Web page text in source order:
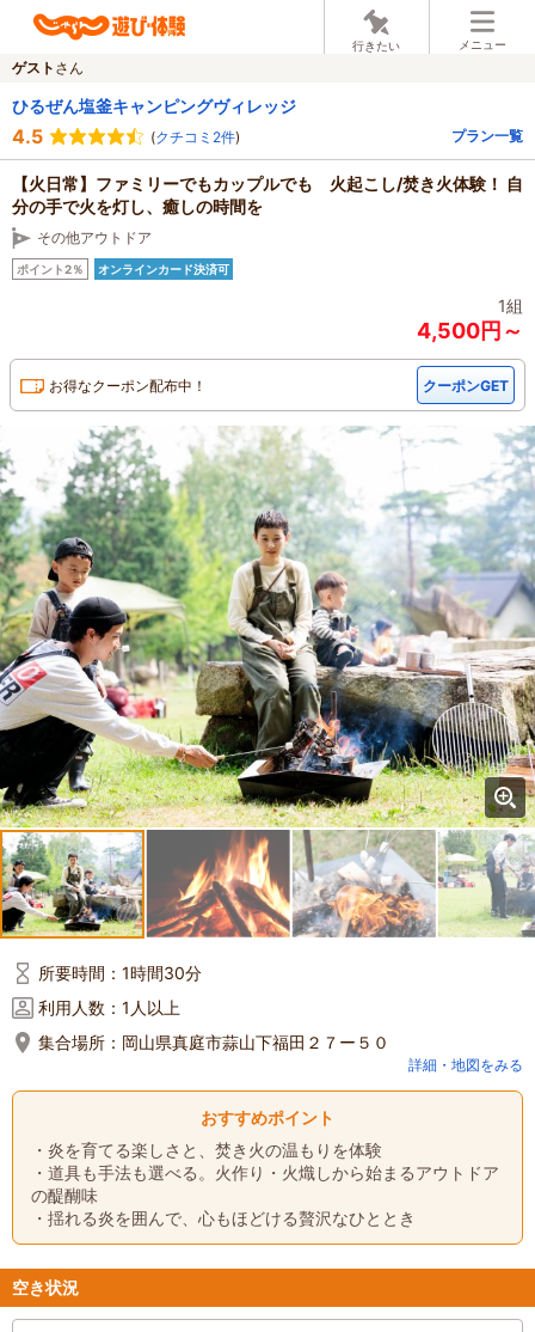
行きたい メニュー
ゲスト さん
ひるぜん塩釜キャンピングヴィレッジ
4.5 (クチコミ2件) プラン一覧
【火日常】ファミリーでもカップルでも 火起こし/焚き火体験！ 自
分の手で火を灯し、癒しの時間を
その他アウトドア
ポイント2％ オンラインカード決済可
1組
4,500円～
お得なクーポン配布中！ クーポンGET
所要時間： 1時間30分
利用人数： 1人以上
集合場所： 岡山県真庭市蒜山下福田２７ー５０
詳細・地図をみる
おすすめポイント
・炎を育てる楽しさと、焚き火の温もりを体験
・道具も手法も選べる。火作り・火熾しから始まるアウトドア
の醍醐味
・揺れる炎を囲んで、心もほどける贅沢なひととき
空き状況